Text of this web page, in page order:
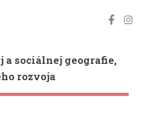
sociálnej geografie,
rozvoja